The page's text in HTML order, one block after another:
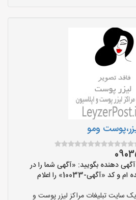
و‌مو
دهنده بگویید: «آگهی شما را در
سایت «لیزر پوست» دیده ام و کد «آگهی-10033» را اعلام
سایت تبلیغات مراکز لیزر پوست و